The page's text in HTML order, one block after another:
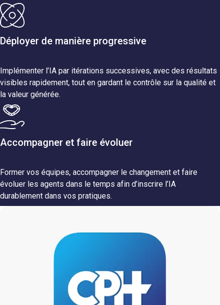
Déployer de manière progressive
Implémenter l’IA par itérations successives, avec des résultats
visibles rapidement, tout en gardant le contrôle sur la qualité et
la valeur générée.
Accompagner et faire évoluer
Former vos équipes, accompagner le changement et faire
évoluer les agents dans le temps afin d’inscrire l’IA
durablement dans vos pratiques.